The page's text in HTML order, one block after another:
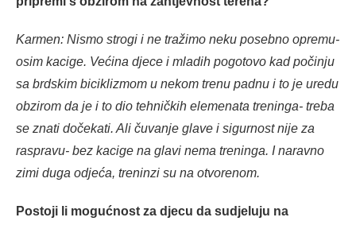
Karmen: Nismo strogi i ne tražimo neku posebno opremu-
osim kacige. Većina djece i mladih pogotovo kad počinju
sa brdskim biciklizmom u nekom trenu padnu i to je uredu
obzirom da je i to dio tehničkih elemenata treninga- treba
se znati dočekati. Ali čuvanje glave i sigurnost nije za
raspravu- bez kacige na glavi nema treninga. I naravno
zimi duga odjeća, treninzi su na otvorenom.
Postoji li mogućnost za djecu da sudjeluju na